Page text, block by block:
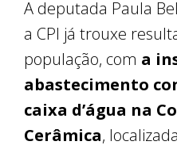
A deputada Paula
a CPI já trouxe
população, com a
abastecimento
caixa d’água na
Cerâmica,